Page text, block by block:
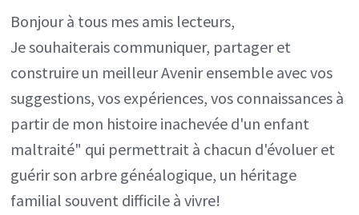
Bonjour à tous mes amis lecteurs,
Je souhaiterais communiquer, partager et
construire un meilleur Avenir ensemble avec vos
suggestions, vos expériences, vos connaissances à
partir de mon histoire inachevée d'un enfant
maltraité" qui permettrait à chacun d'évoluer et
guérir son arbre généalogique, un héritage
familial souvent difficile à vivre!